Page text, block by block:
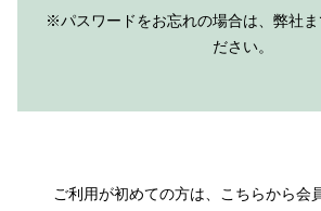
※パスワードをお忘れの場合は、弊社ま
ださい。
ご利用が初めての方は、こちらから会